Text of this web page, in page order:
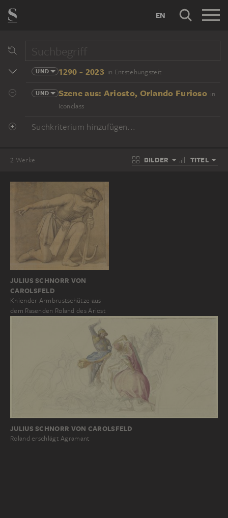
EN
UND 1290 - 2023 in Entstehungszeit
UND Szene aus: Ariosto, Orlando Furioso in
Iconclass
Suchkriterium hinzufügen...
2 Werke BILDER TITEL
JULIUS SCHNORR VON
CAROLSFELD
Kniender Armbrustschütze aus
dem Rasenden Roland des Ariost
JULIUS SCHNORR VON CAROLSFELD
Roland erschlägt Agramant